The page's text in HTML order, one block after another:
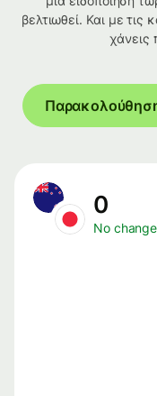
βελτιωθεί. Και με
χάνεις
0
No change